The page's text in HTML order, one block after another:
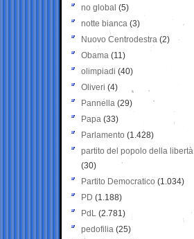
no global (5)
notte bianca (3)
Nuovo Centrodestra (2)
Obama (11)
olimpiadi (40)
Oliveri (4)
Pannella (29)
Papa (33)
Parlamento (1.428)
partito del popolo della libertà
(30)
Partito Democratico (1.034)
PD (1.188)
PdL (2.781)
pedofilia (25)